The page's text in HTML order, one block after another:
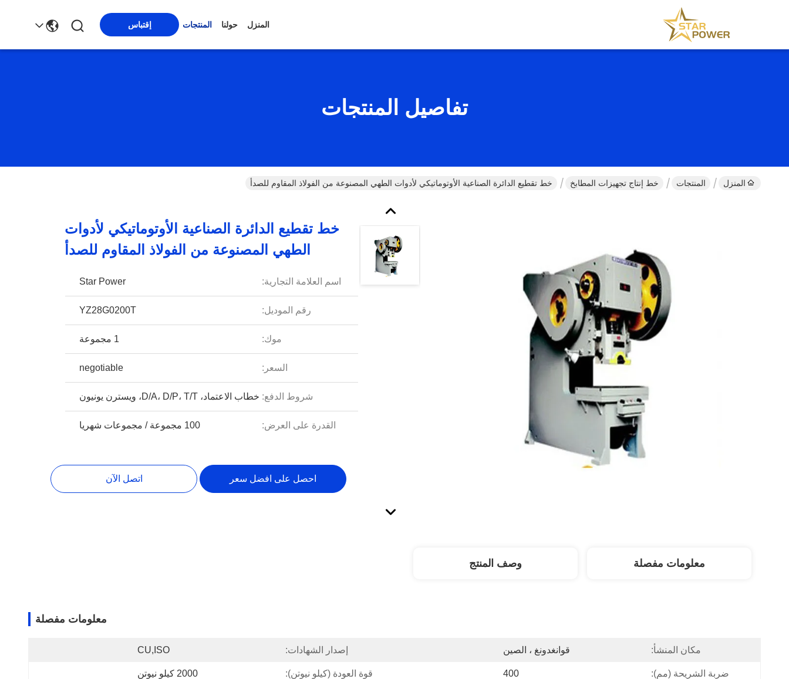
المنزل حولنا المنتجات إقتباس
تفاصيل المنتجات
المنزل المنتجات خط إنتاج تجهيزات المطابخ خط تقطيع الدائرة الصناعية الأوتوماتيكي لأدوات الطهي المصنوعة من الفولاذ المقاوم للصدأ
خط تقطيع الدائرة الصناعية الأوتوماتيكي لأدوات
الطهي المصنوعة من الفولاذ المقاوم للصدأ
اسم العلامة التجارية: Star Power
رقم الموديل: YZ28G0200T
موك: 1 مجموعة
السعر: negotiable
شروط الدفع: خطاب الاعتماد، D/A، D/P، T/T، ويسترن يونيون
القدرة على العرض: 100 مجموعة / مجموعات شهريا
احصل على افضل سعر اتصل الآن
معلومات مفصلة وصف المنتج
معلومات مفصلة
مكان المنشأ: قوانغدونغ ، الصين إصدار الشهادات: CU,ISO
ضربة الشريحة (مم): 400 قوة العودة (كيلو نيوتن): 2000 كيلو نيوتن